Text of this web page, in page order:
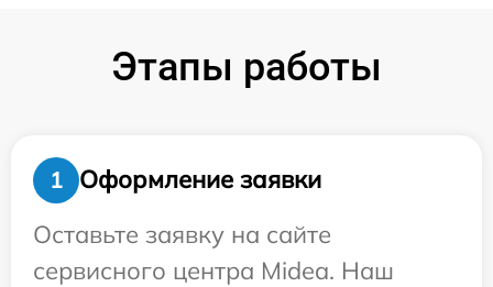
Этапы работы
1
Оформление заявки
Оставьте заявку на сайте
сервисного центра Midea. Наш